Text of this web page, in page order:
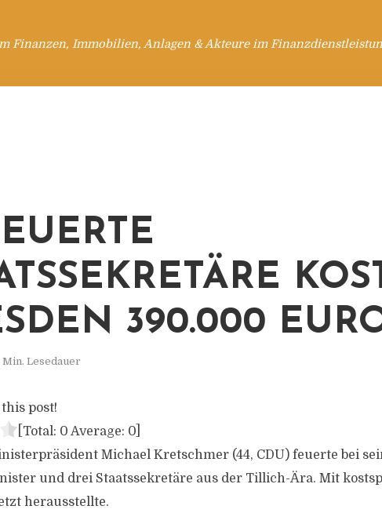
Finanzen, Immobilien, Anlagen & Akteure im
390.000
Min. Lesedauer
post!
[Total: 0 Average: 0
Michael Kretschmer (44, CDU) feuerte bei
und drei Staatssekretäre aus der Tillich-Ära. Mit
herausstellte.